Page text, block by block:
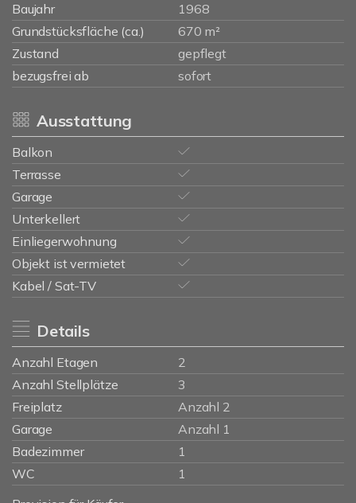
Baujahr
1968
Grundstücksfläche (ca.)
670 m²
Zustand
gepflegt
bezugsfrei ab
sofort
Ausstattung
Balkon
Terrasse
Garage
Unterkellert
Einliegerwohnung
Objekt ist vermietet
Kabel / Sat-TV
Details
Anzahl Etagen
2
Anzahl Stellplätze
3
Freiplatz
Anzahl 2
Garage
Anzahl 1
Badezimmer
1
WC
1